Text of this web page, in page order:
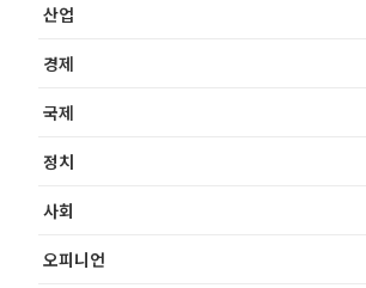
산업
경제
국제
정치
사회
오피니언